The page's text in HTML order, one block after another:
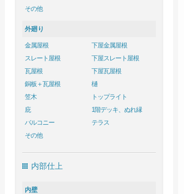
その他
外廻り
金属屋根
下屋金属屋根
スレート屋根
下屋スレート屋根
瓦屋根
下屋瓦屋根
銅板＋瓦屋根
樋
笠木
トップライト
庇
1階デッキ、ぬれ縁
バルコニー
テラス
その他
内部仕上
内壁